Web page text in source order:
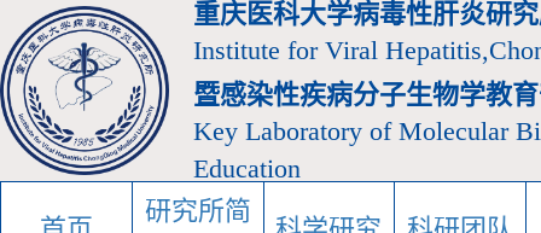
重庆医科大学病毒性肝炎研
Institute for Viral
暨感染性疾病分子生物学教
Key Laboratory of Molecular
Education
研究所简